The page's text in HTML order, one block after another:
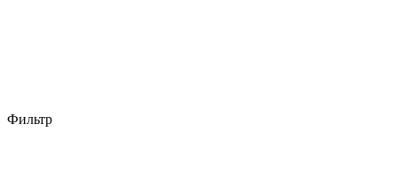
Фильтр